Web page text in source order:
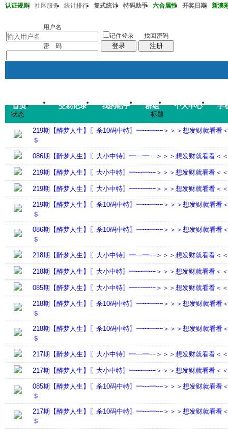
认证规则 社区服务 统计排行 复式统计 特码助手 六合属性 开奖日期
新澳
用户名
密 码
记住登录
登录
找回密码
注册
首页 交易记录 我的帖子 群组 个人中心 手
帖子
码皇总管 说：2026年7月底
状态 标题
219期【醉梦人生】〖杀10码中特〗━┉━┉＞＞＞想发财就看看
＄
086期【醉梦人生】〖大小中特〗━┉━┉＞＞＞想发财就看看＜
219期【醉梦人生】〖大小中特〗━┉━┉＞＞＞想发财就看看＜
219期【醉梦人生】〖大小中特〗━┉━┉＞＞＞想发财就看看＜
219期【醉梦人生】〖杀10码中特〗━┉━┉＞＞＞想发财就看看
＄
086期【醉梦人生】〖杀10码中特〗━┉━┉＞＞＞想发财就看看
＄
218期【醉梦人生】〖大小中特〗━┉━┉＞＞＞想发财就看看＜
218期【醉梦人生】〖大小中特〗━┉━┉＞＞＞想发财就看看＜
085期【醉梦人生】〖大小中特〗━┉━┉＞＞＞想发财就看看＜
218期【醉梦人生】〖杀10码中特〗━┉━┉＞＞＞想发财就看看
＄
218期【醉梦人生】〖杀10码中特〗━┉━┉＞＞＞想发财就看看
＄
217期【醉梦人生】〖大小中特〗━┉━┉＞＞＞想发财就看看＜
217期【醉梦人生】〖大小中特〗━┉━┉＞＞＞想发财就看看＜
085期【醉梦人生】〖杀10码中特〗━┉━┉＞＞＞想发财就看看
＄
217期【醉梦人生】〖杀10码中特〗━┉━┉＞＞＞想发财就看看
＄